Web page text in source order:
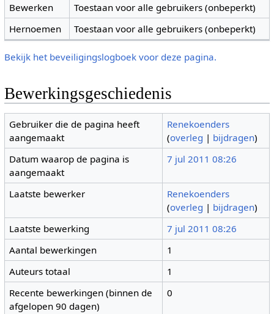
Bewerken
Toestaan voor alle gebruikers (onbeperkt)
Hernoemen
Toestaan voor alle gebruikers (onbeperkt)
Bekijk het beveiligingslogboek voor deze pagina.
Bewerkingsgeschiedenis
Gebruiker die de pagina heeft
aangemaakt
Renekoenders
(overleg | bijdragen)
Datum waarop de pagina is
aangemaakt
7 jul 2011 08:26
Laatste bewerker
Renekoenders
(overleg | bijdragen)
Laatste bewerking
7 jul 2011 08:26
Aantal bewerkingen
1
Auteurs totaal
1
Recente bewerkingen (binnen de
afgelopen 90 dagen)
0